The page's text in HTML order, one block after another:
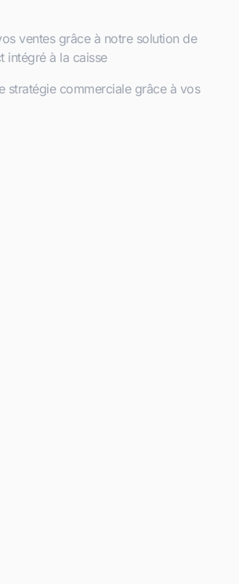
ventes grâce à notre solution de
intégré à la caisse
stratégie commerciale grâce à vos